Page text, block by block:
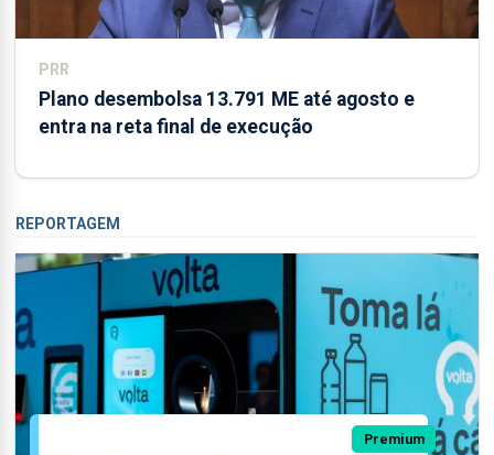
PRR
Plano desembolsa 13.791 ME até agosto e
entra na reta final de execução
REPORTAGEM
Premium